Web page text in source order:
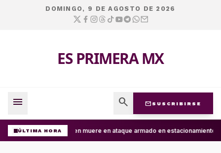
DOMINGO, 9 DE AGOSTO DE 2026
ES PRIMERA MX
menu search mail SUSCRIBIRSE
ÚLTIMA HORA Joven muere en ataque armado en estacionamiento